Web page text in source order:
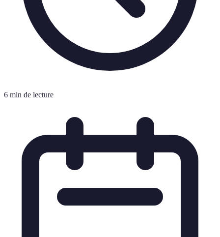
6 min de lecture